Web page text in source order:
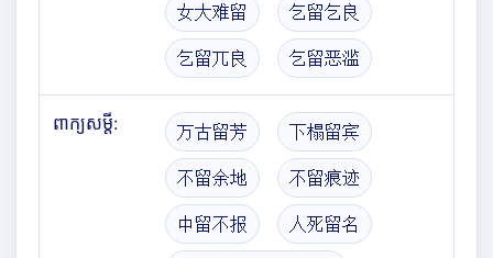
女大难留 乞留乞良
乞留兀良 乞留恶滥
ពាក្យសម្តី: 万古留芳 下榻留宾
不留余地 不留痕迹
中留不报 人死留名